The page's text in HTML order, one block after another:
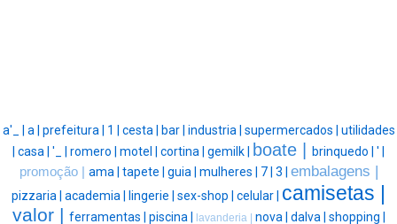
a'_ | a | prefeitura | 1 | cesta | bar | industria | supermercados | utilidades
casa | '_ | romero | motel | cortina | gemilk | boate | brinquedo | ' |
promoção | ama | tapete | guia | mulheres | 7 | 3 | embalagens |
pizzaria | academia | lingerie | sex-shop | celular | camisetas |
valor | ferramentas | piscina | lavanderia | nova | dalva | shopping |